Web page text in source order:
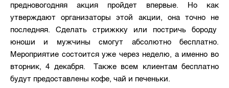
предновогодняя акция пройдет впервые. Но как
утверждают организаторы этой акции, она точно не
последняя. Сделать стрижкку или постричь бороду
юноши и мужчины смогут абсолютно бесплатно.
Мероприятие состоится уже через неделю, а именно во
вторник, 4 декабря. Также всем клиентам бесплатно
будут предоставлены кофе, чай и печеньки.